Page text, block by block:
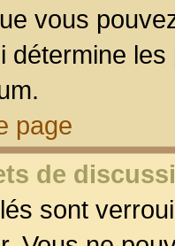
vous
détermine
page
de
sont